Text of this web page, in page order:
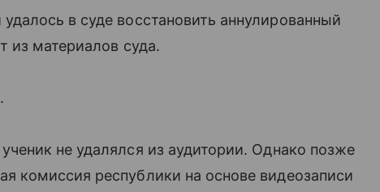
в суде восстановить аннулированный
из материалов суда.
не удалялся из аудитории. Однако позже
комиссия республики на основе видеозаписи